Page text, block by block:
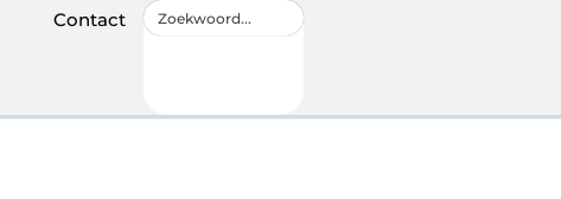
Contact